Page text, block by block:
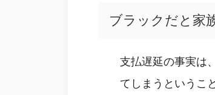
ブラックだと家
支払遅延の事実は
てしまうというこ